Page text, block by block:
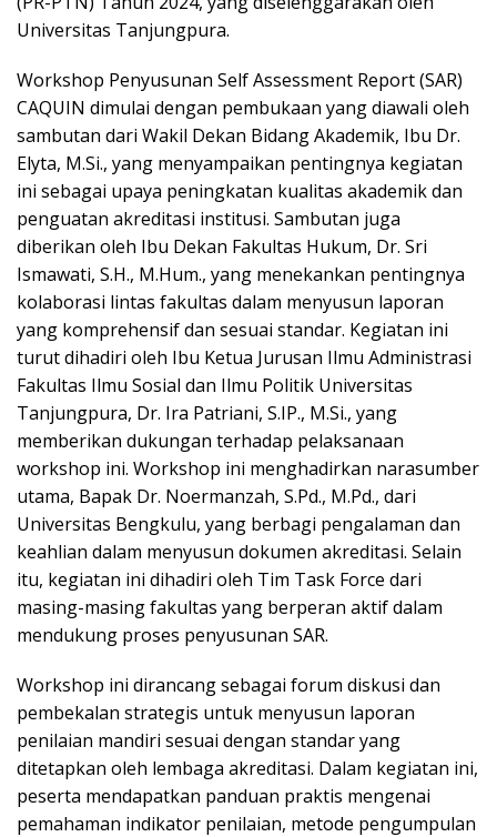
Universitas Tanjungpura.
Workshop Penyusunan Self Assessment Report (SAR)
CAQUIN dimulai dengan pembukaan yang diawali oleh
sambutan dari Wakil Dekan Bidang Akademik, Ibu Dr.
Elyta, M.Si., yang menyampaikan pentingnya kegiatan
ini sebagai upaya peningkatan kualitas akademik dan
penguatan akreditasi institusi. Sambutan juga
diberikan oleh Ibu Dekan Fakultas Hukum, Dr. Sri
Ismawati, S.H., M.Hum., yang menekankan pentingnya
kolaborasi lintas fakultas dalam menyusun laporan
yang komprehensif dan sesuai standar. Kegiatan ini
turut dihadiri oleh Ibu Ketua Jurusan Ilmu Administrasi
Fakultas Ilmu Sosial dan Ilmu Politik Universitas
Tanjungpura, Dr. Ira Patriani, S.IP., M.Si., yang
memberikan dukungan terhadap pelaksanaan
workshop ini. Workshop ini menghadirkan narasumber
utama, Bapak Dr. Noermanzah, S.Pd., M.Pd., dari
Universitas Bengkulu, yang berbagi pengalaman dan
keahlian dalam menyusun dokumen akreditasi. Selain
itu, kegiatan ini dihadiri oleh Tim Task Force dari
masing-masing fakultas yang berperan aktif dalam
mendukung proses penyusunan SAR.
Workshop ini dirancang sebagai forum diskusi dan
pembekalan strategis untuk menyusun laporan
penilaian mandiri sesuai dengan standar yang
ditetapkan oleh lembaga akreditasi. Dalam kegiatan ini,
peserta mendapatkan panduan praktis mengenai
pemahaman indikator penilaian, metode pengumpulan